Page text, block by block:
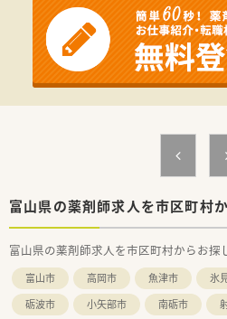
【募集背景と求める人物像につい
■今回は体制強化に伴う募集と
円滑に業務を進められる方を求
■眼科の専門性を学びたい意欲
様に寄り添った対応ができる方
■年齢は60歳まで応募が可能と
■親会社が臨床検査事業を手が
強固であり、安心して長く勤める
職員の比率が非常に高いことが
富山県の薬剤師求人を市区町村
富山県の薬剤師求人を市区町村からお探
富山市 高岡市 魚津市 氷
砺波市
小矢部市 南砺市